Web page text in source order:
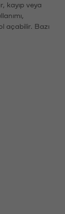
kayıp veya
açabilir. Bazı